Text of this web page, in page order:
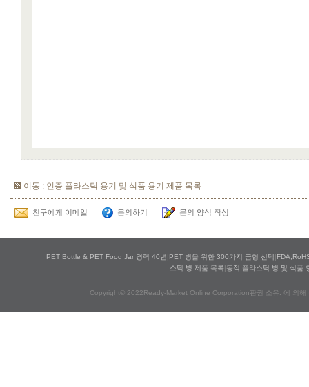
이동 : 인증 플라스틱 용기 및 식품 용기 제품 목록
친구에게 이메일 문의하기 문의 양식 작성
PET Bottle & PET Food Jar 경력 40년 |PET 병을 위한 300가지 금형 선택|
스틱 병 제품 목록|동적 플라스틱 병 및 식품
Copyright© 2022Ready-Market Online Corporation판권 소유. 에 의해